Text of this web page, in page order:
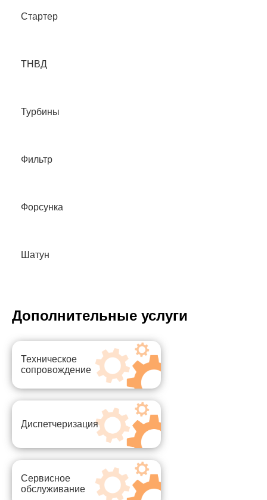
Стартер
ТНВД
Турбины
Фильтр
Форсунка
Шатун
Дополнительные услуги
Техническое
сопровождение
Диспетчеризация
Сервисное
обслуживание